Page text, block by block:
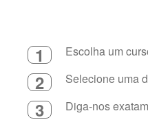
1 Escolha um
2 Selecione uma
3 Diga-nos